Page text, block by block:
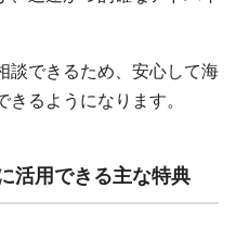
談できるため、安心して海
るようになります。
活用できる主な特典